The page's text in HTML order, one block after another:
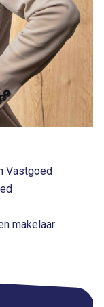
Vastgoed
makelaar